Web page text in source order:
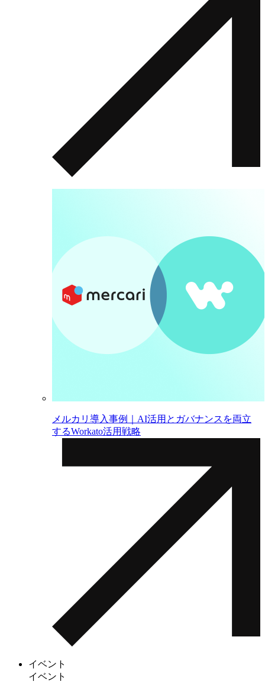
メルカリ導入事例｜AI活用とガバナンスを両立
するWorkato活用戦略
イベント
イベント